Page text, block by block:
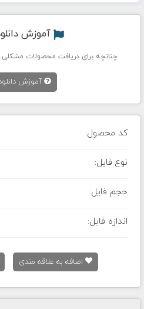
آموزش
چنانچه برای دریافت محصولات مشکلی
آموزش
کد محصول:
نوع فایل:
حجم فایل:
اندازه فایل:
اضافه به علاقه مندی